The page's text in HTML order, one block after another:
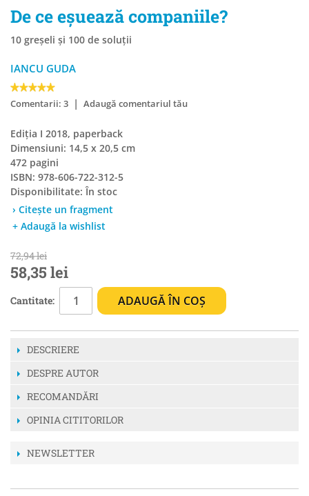
De ce eșuează companiile?
10 greșeli și 100 de soluții
IANCU GUDA
Comentarii: 3 | Adaugă comentariul tău
Ediția I 2018, paperback
Dimensiuni: 14,5 x 20,5 cm
472 pagini
ISBN: 978-606-722-312-5
Disponibilitate: În stoc
› Citește un fragment
+ Adaugă la wishlist
72,94 lei
58,35 lei
Cantitate: ADAUGĂ ÎN COȘ
DESCRIERE
DESPRE AUTOR
RECOMANDĂRI
OPINIA CITITORILOR
NEWSLETTER